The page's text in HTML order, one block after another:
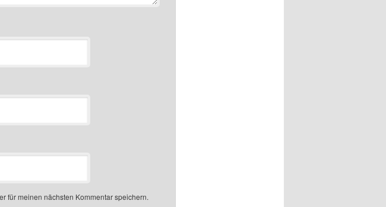
für meinen nächsten Kommentar speichern.